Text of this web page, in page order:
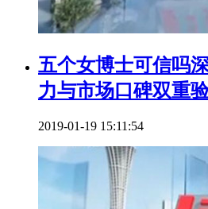
五个女博士可信吗
力与市场口碑双重
2019-01-19 15:11:54